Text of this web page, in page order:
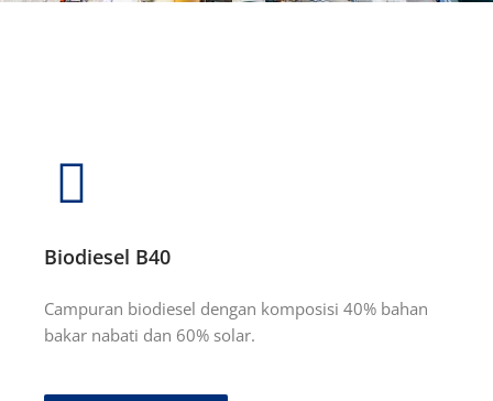
Biodiesel B40
Campuran biodiesel dengan komposisi 40% bahan
bakar nabati dan 60% solar.